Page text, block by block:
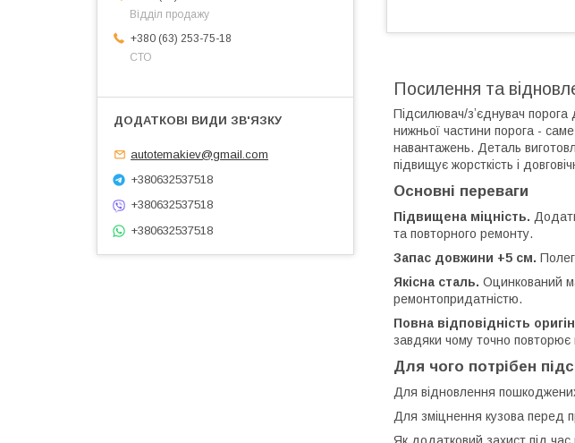
Посилення та
Підсилювач/зʼєднувач
нижньої частини порога -
навантажень. Деталь
підвищує жорсткість і
Основні переваги
Підвищена міцність.
та повторного ремонту.
Запас довжини +5 см.
Якісна сталь. Оцинкований
ремонтопридатністю.
Повна відповідність
завдяки чому точно повторює
Для чого потрібен
Для відновлення
Для зміцнення кузова перед
Як додатковий захист під час
Відділ продажу
+380 (63) 253-75-18
СТО
autotemakiev@gmail.com
+380632537518
+380632537518
+380632537518